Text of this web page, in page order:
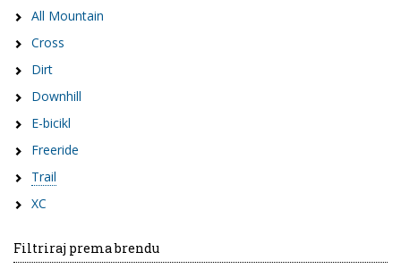
All Mountain
Cross
Dirt
Downhill
E-bicikl
Freeride
Trail
XC
Filtriraj prema brendu